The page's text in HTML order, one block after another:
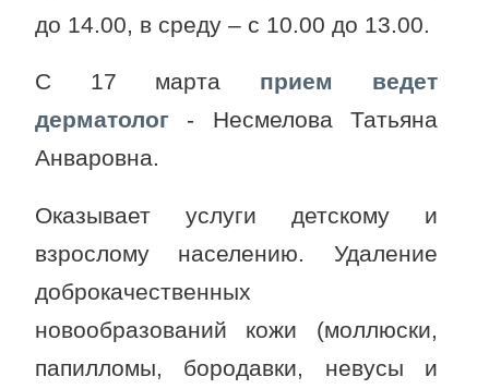
до 14.00, в среду – с 10.00 до 13.00.
С 17 марта прием ведет
дерматолог - Несмелова Татьяна
Анваровна.
Оказывает услуги детскому и
взрослому населению. Удаление
доброкачественных
новообразований кожи (моллюски,
папилломы, бородавки, невусы и